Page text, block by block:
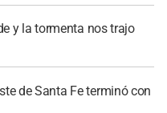
y la tormenta nos trajo
de Santa Fe terminó con